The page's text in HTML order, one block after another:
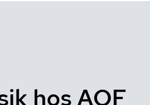
hos AOF